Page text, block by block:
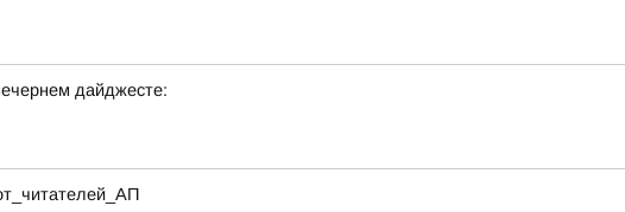
дайджесте: